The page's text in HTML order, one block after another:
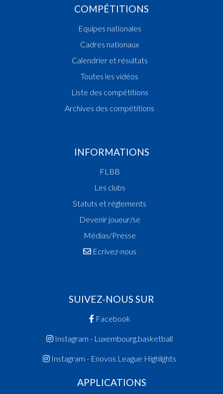
COMPÉTITIONS
Equipes nationales
Cadres nationaux
Calendrier et résultats
Toutes les vidéos
Liste des compétitions
Archives des compétitions
INFORMATIONS
FLBB
Les clubs
Statuts et réglements
Devenir joueur/se
Médias/Presse
Ecrivez-nous
SUIVEZ-NOUS SUR
Facebook
Instagram - Luxembourg.basketball
Instagram - Enovos League Highlights
APPLICATIONS